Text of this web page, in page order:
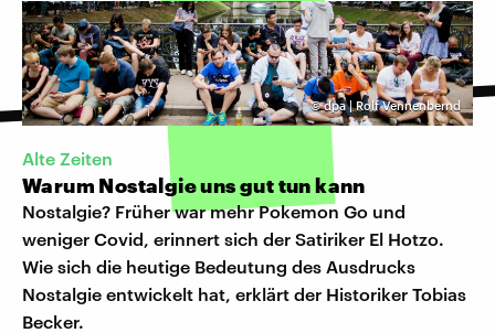
©dpa | Rolf Vennenbernd
Alte Zeiten
Warum Nostalgie uns gut tun kann
Nostalgie? Früher war mehr Pokemon Go und
weniger Covid, erinnert sich der Satiriker El Hotzo.
Wie sich die heutige Bedeutung des Ausdrucks
Nostalgie entwickelt hat, erklärt der Historiker Tobias
Becker.